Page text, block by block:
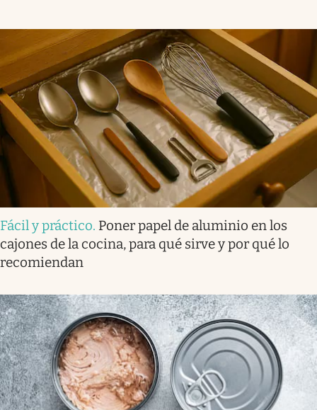
Fácil y práctico. Poner papel de aluminio en los
cajones de la cocina, para qué sirve y por qué lo
recomiendan